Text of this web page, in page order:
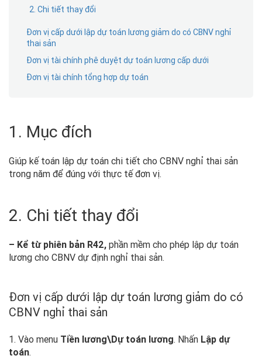
2. Chi tiết thay đổi
Đơn vị cấp dưới lập dự toán lương giảm do có CBNV nghỉ
thai sản
Đơn vị tài chính phê duyệt dự toán lương cấp dưới
Đơn vị tài chính tổng hợp dự toán
1. Mục đích
Giúp kế toán lập dự toán chi tiết cho CBNV nghỉ thai sản
trong năm để đúng với thực tế đơn vị.
2. Chi tiết thay đổi
– Kể từ phiên bản R42, phần mềm cho phép lập dự toán
lương cho CBNV dự định nghỉ thai sản.
Đơn vị cấp dưới lập dự toán lương giảm do có
CBNV nghỉ thai sản
1. Vào menu Tiền lương\Dự toán lương. Nhấn Lập dự
toán.